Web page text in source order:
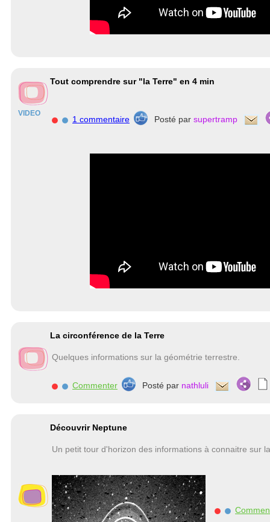
VIDEO
Tout comprendre sur "la Terre" en 4 min
1 commentaire Posté par supertramp
La circonférence de la Terre
Quelques informations sur la géométrie terrestre.
Commenter Posté par nathluli
Découvrir Neptune
Un petit tour d'horizon des informations à connaitre sur